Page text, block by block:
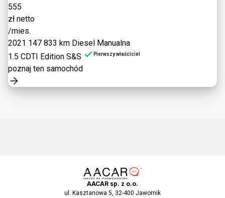
555
zł netto
/mies.
2021 147 833 km Diesel Manualna
1.5 CDTI Edition S&S
Pierwszy właściciel
poznaj ten samochód
AACAR sp. z o.o.
ul. Kasztanowa 5, 32-400 Jawornik